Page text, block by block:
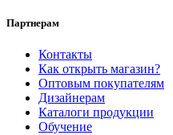
Партнерам
Контакты
Как открыть магазин?
Оптовым покупателям
Дизайнерам
Каталоги продукции
Обучение